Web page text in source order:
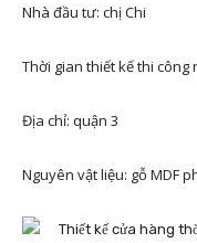
Nhà đầu tư: chị Chi
Thời gian thiết kế thi công
Địa chỉ: quận 3
Nguyên vật liệu: gỗ MDF